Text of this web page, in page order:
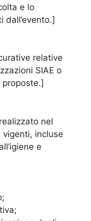
e lo
dall’evento.]
relative
SIAE o
nel
incluse
e